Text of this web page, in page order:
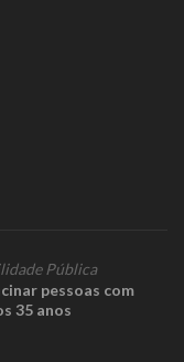
Pública
pessoas com
35 anos